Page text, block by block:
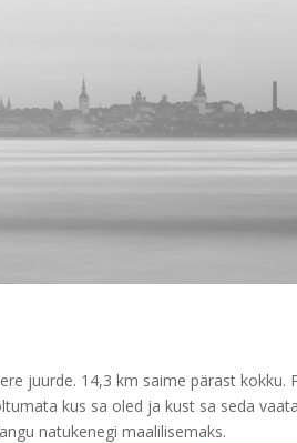
juurde. 14,3 km saime pärast kokku.
kus sa oled ja kust sa seda
natukenegi maalilisemaks.